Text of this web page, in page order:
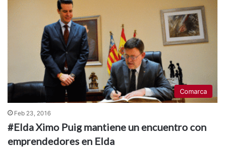
Comarca
Feb 23, 2016
#Elda Ximo Puig mantiene un encuentro con
emprendedores en Elda